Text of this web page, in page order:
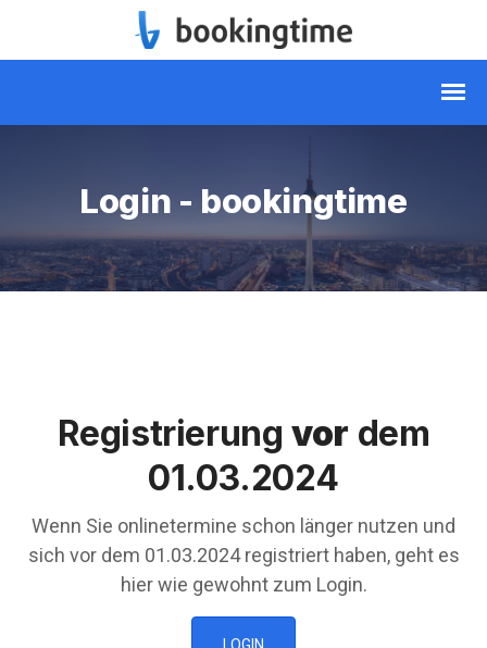
Login - bookingtime
Registrierungvor dem
01.03.2024
Wenn Sie onlinetermine schon länger nutzen und
sich vor dem 01.03.2024 registriert haben, geht es
hier wie gewohnt zum Login.